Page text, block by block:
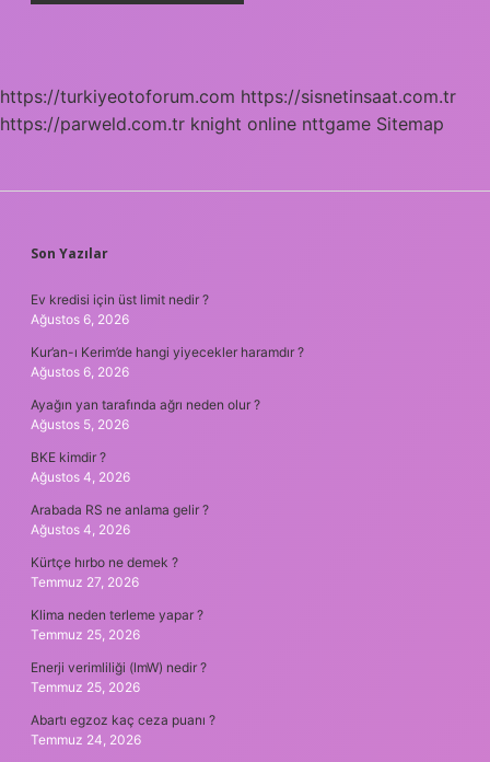
https://turkiyeotoforum.com https://sisnetinsaat.com.tr
https://parweld.com.tr knight online nttgame Sitemap
SIDEBAR
Son Yazılar
Ev kredisi için üst limit nedir ?
Ağustos 6, 2026
Kur’an-ı Kerim’de hangi yiyecekler haramdır ?
Ağustos 6, 2026
Ayağın yan tarafında ağrı neden olur ?
Ağustos 5, 2026
BKE kimdir ?
Ağustos 4, 2026
Arabada RS ne anlama gelir ?
Ağustos 4, 2026
Kürtçe hırbo ne demek ?
Temmuz 27, 2026
Klima neden terleme yapar ?
Temmuz 25, 2026
Enerji verimliliği (lmW) nedir ?
Temmuz 25, 2026
Abartı egzoz kaç ceza puanı ?
Temmuz 24, 2026